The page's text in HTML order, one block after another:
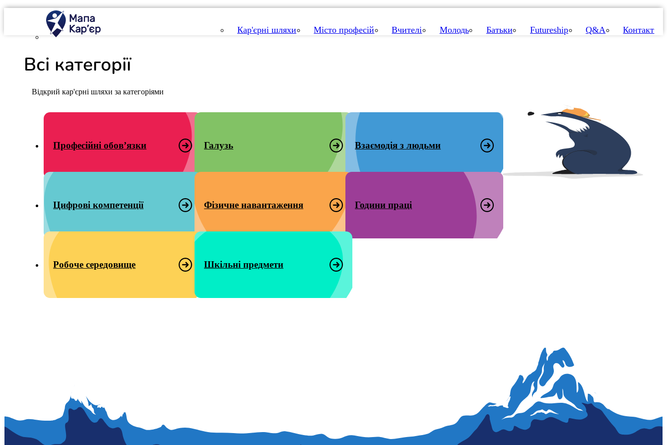
Кар'єрні шляхи Місто професій Вчителі Молодь Батьки Futureship Q&A Контакт
Mapa Karier v 4.0.0
Всі категорії
Відкрий кар'єрні шляхи за категоріями
Професійні обов’язки Галузь Взаємодія з людьми
Цифрові компетенції Фізичне навантаження Години праці
Робоче середовище Шкільні предмети